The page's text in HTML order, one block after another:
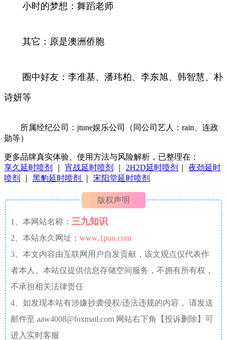
小时的梦想：舞蹈老师
其它：原是澳洲侨胞
圈中好友：李准基、潘玮柏、李东旭、韩智慧、朴
诗妍等
所属经纪公司：jtune娱乐公司（同公司艺人：rain、连政
勋等）
更多品牌真实体验、使用方法与风险解析，已整理在：
享久延时喷剂
宵战延时喷剂 2H2D延时喷剂
夜劲延时
喷剂
黑豹延时喷剂 宋阳堂延时喷剂
版权声明
1、本网站名称： 三九知识
2、本站永久网址： www.1puu.com
3、本文内容由互联网用户自发贡献，该文观点仅代表作
者本人。本站仅提供信息存储空间服务，不拥有所有权，
不承担相关法律责任
4、如发现本站有涉嫌抄袭侵权/违法违规的内容， 请发送
邮件至 aaw4008@foxmail.com 网站右下角【投诉删除】可
进入实时客服